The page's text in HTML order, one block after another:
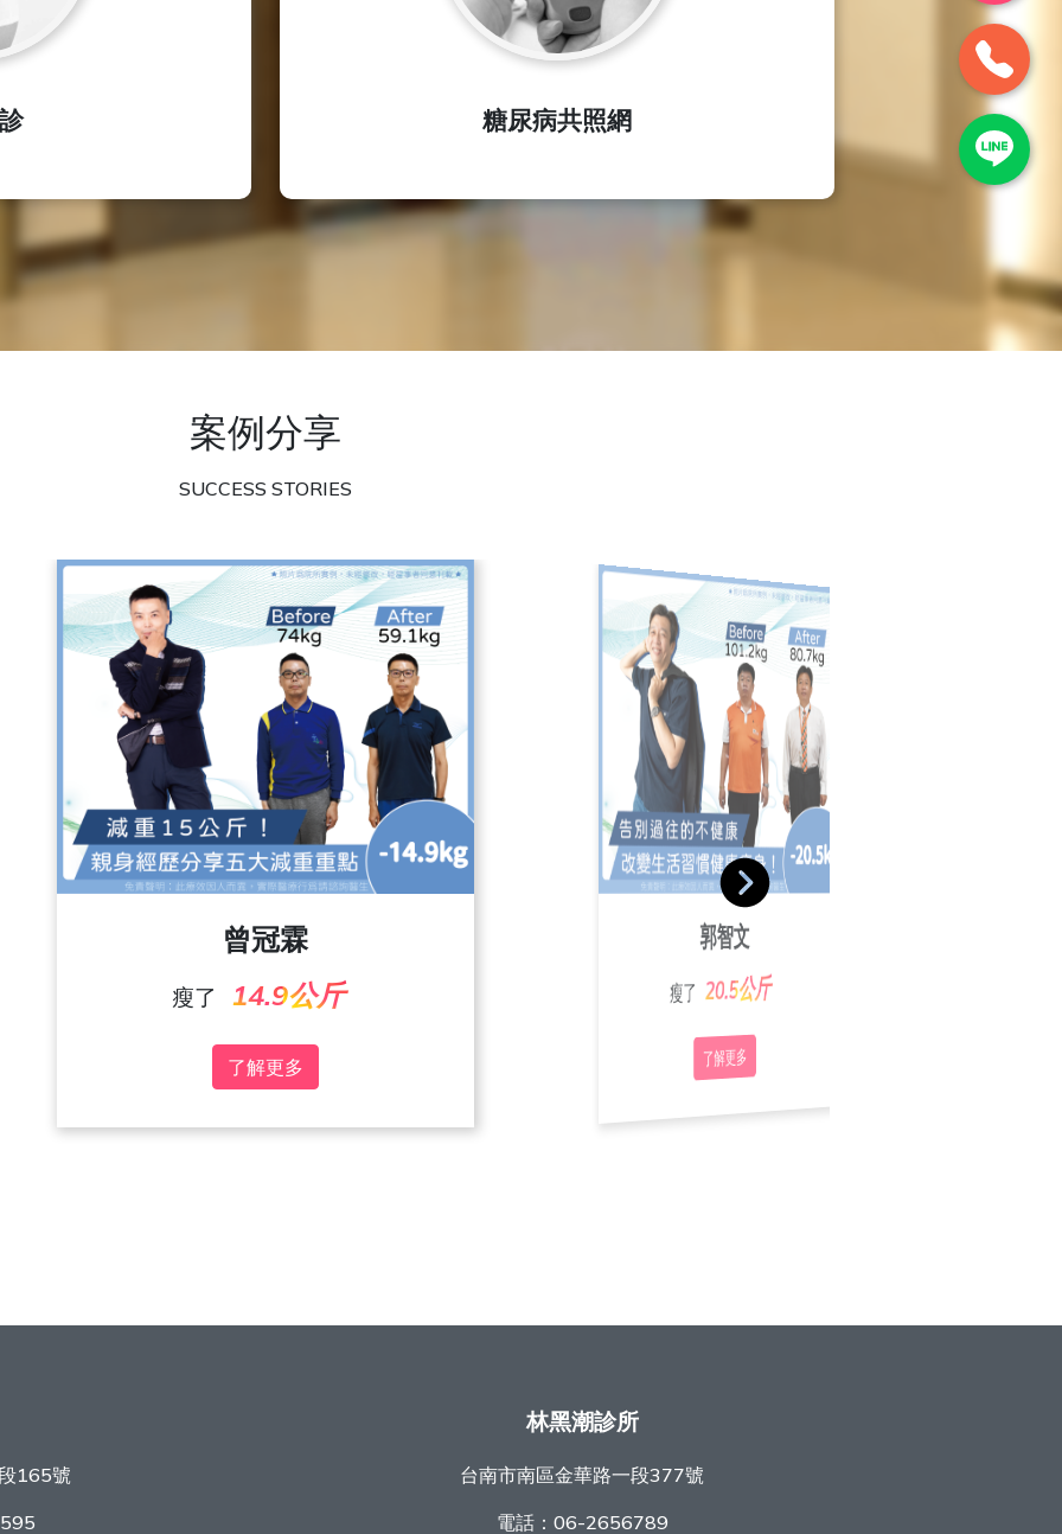
糖尿病共照網
案例分享
SUCCESS STORIES
曾冠霖
瘦了
14.9公斤
了解更多
郭智文
瘦了 20.5公斤
了解更多
朱彥吉
瘦了
24.4公斤
165號
林黑潮診所
台南市南區金華路一段377號
電話： 06-2656789